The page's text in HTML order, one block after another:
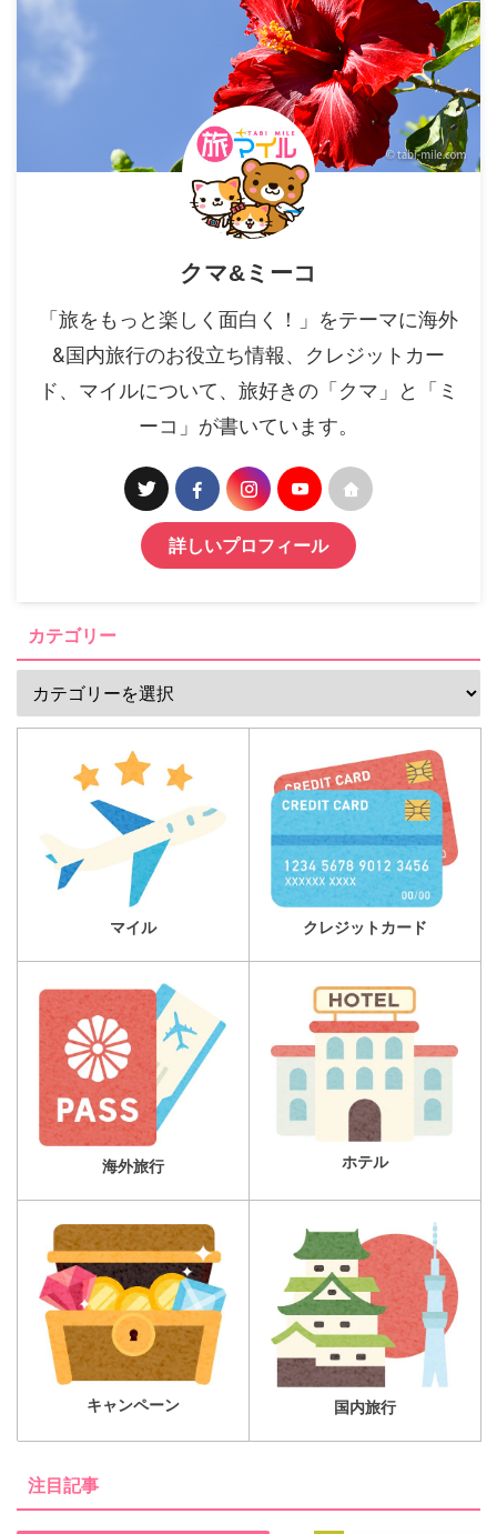
クマ&ミーコ
「旅をもっと楽しく面白く！」をテーマに海外
&国内旅行のお役立ち情報、クレジットカー
ド、マイルについて、旅好きの「クマ」と「ミ
ーコ」が書いています。
詳しいプロフィール
カテゴリー
マイル クレジットカード
海外旅行 ホテル
キャンペーン 国内旅行
注目記事